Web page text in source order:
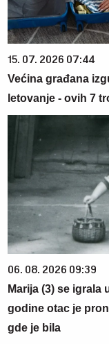
15. 07. 2026 07:44
Većina građana
letovanje - ovih 7
06. 08. 2026 09:39
Marija (3) se igrala
godine otac je
gde je bila